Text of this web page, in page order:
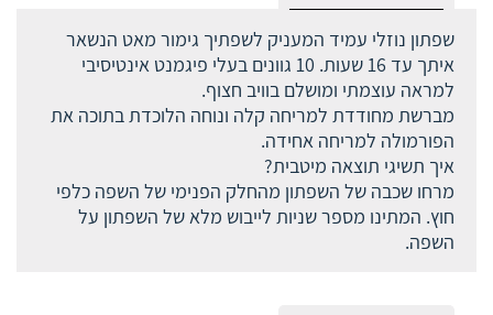
שפתון נוזלי עמיד המעניק לשפתיך גימור מאט הנשאר
איתך עד 16 שעות. 10 גוונים בעלי פיגמנט אינטיסיבי
למראה עוצמתי ומושלם בוויב חצוף.
מברשת מחודדת למריחה קלה ונוחה הלוכדת בתוכה את
הפורמולה למריחה אחידה.
איך תשיגי תוצאה מיטבית?
מרחו שכבה של השפתון מהחלק הפנימי של השפה כלפי
חוץ. המתינו מספר שניות לייבוש מלא של השפתון על
השפה.